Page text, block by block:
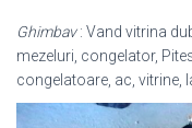
Ghimbav: Vand vitrina
mezeluri, congelator,
congelatoare, ac, vitrine,